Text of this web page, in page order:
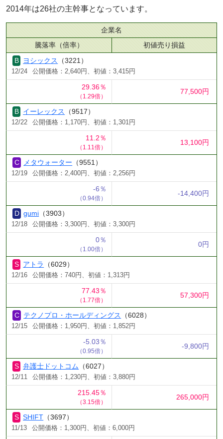
2014年は26社の主幹事となっています。
企業名
騰落率（倍率）
初値売り損益
ヨシックス
（3221）
12/24 公開価格：2,640円、初値：3,415円
29.36％
（1.29倍）
77,500円
イーレックス （9517）
12/22 公開価格：1,170円、初値：1,301円
11.2％
（1.11倍）
13,100円
メタウォーター （9551）
12/19 公開価格：2,400円、初値：2,256円
-6％
（0.94倍）
-14,400円
gumi （3903）
12/18 公開価格：3,300円、初値：3,300円
0％
（1.00倍）
0円
アトラ （6029）
12/16 公開価格：740円、初値：1,313円
77.43％
（1.77倍）
57,300円
テクノプロ・ホールディングス （6028）
12/15 公開価格：1,950円、初値：1,852円
-5.03％
（0.95倍）
-9,800円
弁護士ドットコム （6027）
12/11 公開価格：1,230円、初値：3,880円
215.45％
（3.15倍）
265,000円
SHIFT （3697）
11/13 公開価格：1,300円、初値：6,000円